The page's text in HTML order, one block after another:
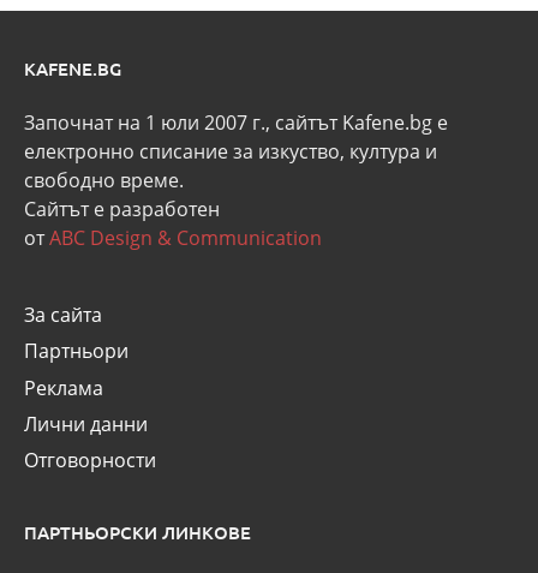
KAFENE.BG
Започнат на 1 юли 2007 г., сайтът Kafene.bg e
eлектронно списание за изкуство, култура и
свободно време.
Сайтът е разработен
отABC Design & Communication
За сайта
Партньори
Реклама
Лични данни
Отговорности
ПАРТНЬОРСКИ ЛИНКОВЕ